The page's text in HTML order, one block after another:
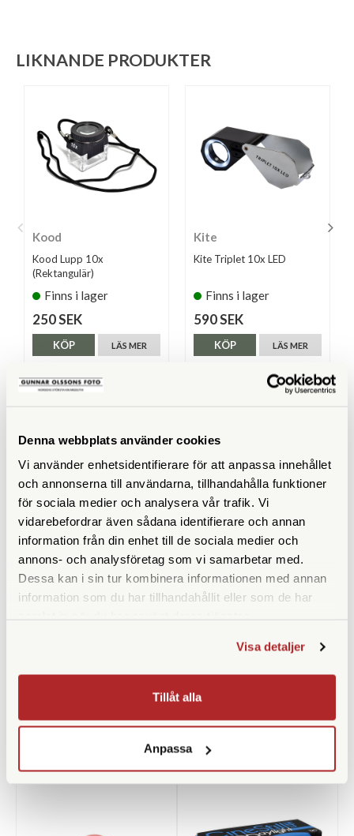
Denna webbplats använder cookies
Vi använder enhetsidentifierare för att anpassa innehållet
och annonserna till användarna, tillhandahålla funktioner
för sociala medier och analysera vår trafik. Vi
vidarebefordrar även sådana identifierare och annan
information från din enhet till de sociala medier och
annons- och analysföretag som vi samarbetar med.
Dessa kan i sin tur kombinera informationen med annan
information som du har tillhandahållit eller som de har
Visa detaljer
Tillåt alla
Anpassa
LIKNANDE PRODUKTER
Kood
Kood Lupp 10x
(Rektangulär)
Finns i lager
250 SEK
LÄS MER
KÖP
Kite
Kite Triplet 10x LED
Finns i lager
590 SEK
LÄS MER
KÖP
ANDRA KÖPTE ÄVEN
29 SEK
LÄS MER
Ej i lager
199 SEK
KÖP